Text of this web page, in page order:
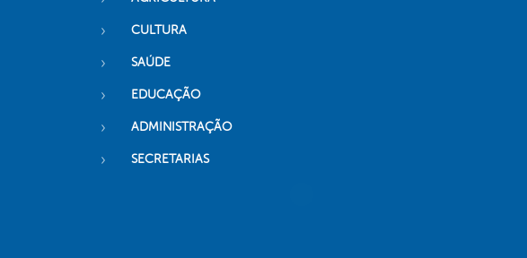
CULTURA
SAÚDE
EDUCAÇÃO
ADMINISTRAÇÃO
SECRETARIAS